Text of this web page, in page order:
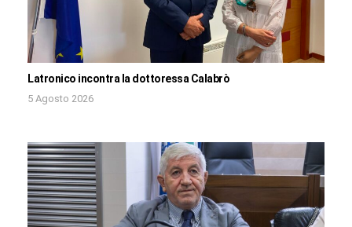
Latronico incontra la dottoressa Calabrò
5 Agosto 2026